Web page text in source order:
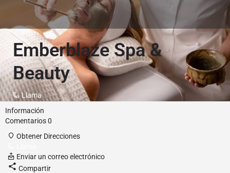
Emberblaze Spa &
Beauty
Llama
Información
Comentarios0
Obtener Direcciones
Enviar un correo electrónico
Compartir